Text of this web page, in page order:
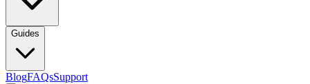
Guides
BlogFAQsSupport